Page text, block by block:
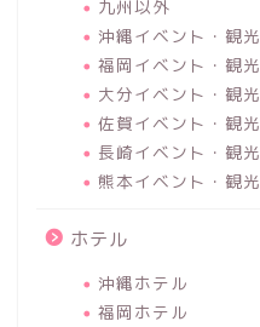
九州以外
沖縄イベント・観光
福岡イベント・観光
大分イベント・観光
佐賀イベント・観光
長崎イベント・観光
熊本イベント・観光
ホテル
沖縄ホテル
福岡ホテル